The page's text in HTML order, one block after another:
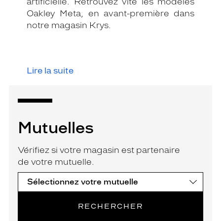
Oakley Meta, en avant-première dans
notre magasin Krys.
Lire la suite
Mutuelles
Vérifiez si votre magasin est partenaire
de votre mutuelle.
RECHERCHER